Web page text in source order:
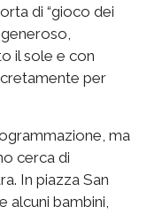
di “gioco dei
il sole e con
per
ma
cerca di
In piazza San
alcuni bambini,